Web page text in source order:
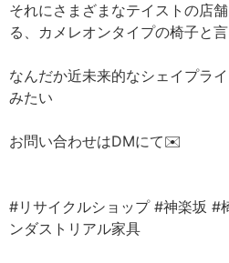
それにさまざまなテイストの店
る、カメレオンタイプの椅子と言
なんだか近未来的なシェイプラ
みたい
お問い合わせはDMにて✉️
#リサイクルショップ #神楽坂 #
ンダストリアル家具